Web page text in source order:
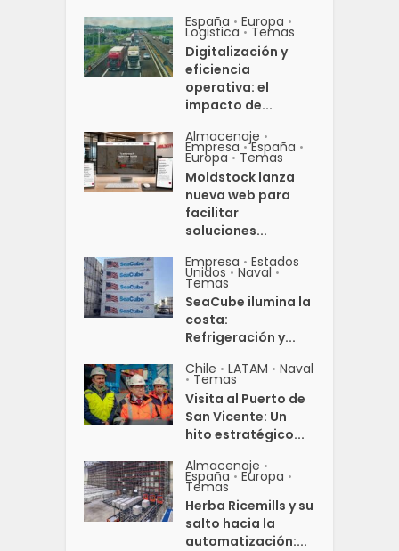
España • Europa •
Logistica • Temas
Digitalización y
eficiencia
operativa: el
impacto de...
Almacenaje •
Empresa • España •
Europa • Temas
Moldstock lanza
nueva web para
facilitar
soluciones...
Empresa • Estados
Unidos • Naval •
Temas
SeaCube ilumina la
costa:
Refrigeración y...
Chile • LATAM • Naval
• Temas
Visita al Puerto de
San Vicente: Un
hito estratégico...
Almacenaje •
España • Europa •
Temas
Herba Ricemills y su
salto hacia la
automatización:...